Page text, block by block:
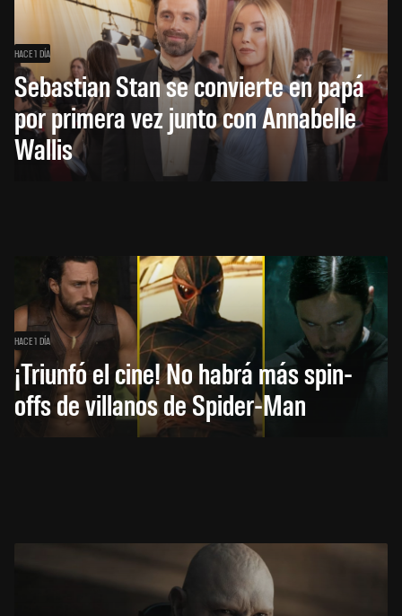
HACE 1 DÍA
Sebastian Stan se convierte en papá
por primera vez junto con Annabelle
Wallis
HACE 1 DÍA
¡Triunfó el cine! No habrá más spin-
offs de villanos de Spider-Man